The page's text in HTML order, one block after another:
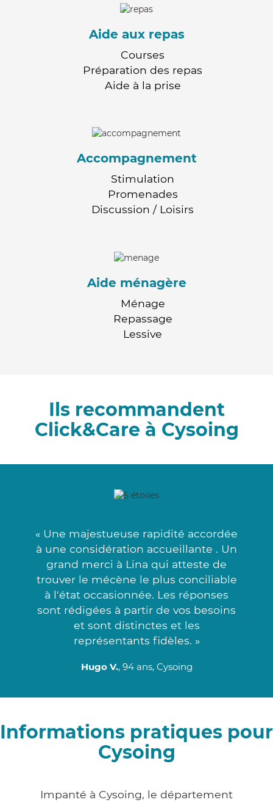
Aide aux repas
Courses
Préparation des repas
Aide à la prise
Accompagnement
Stimulation
Promenades
Discussion / Loisirs
Aide ménagère
Ménage
Repassage
Lessive
Ils recommandent
Click&Care à Cysoing
« Une majestueuse rapidité accordée
à une considération accueillante . Un
grand merci à Lina qui atteste de
trouver le mécène le plus conciliable
à l'état occasionnée. Les réponses
sont rédigées à partir de vos besoins
et sont distinctes et les
représentants fidèles. »
Hugo V., 94 ans, Cysoing
Informations pratiques pour
Cysoing
Impanté à Cysoing, le département